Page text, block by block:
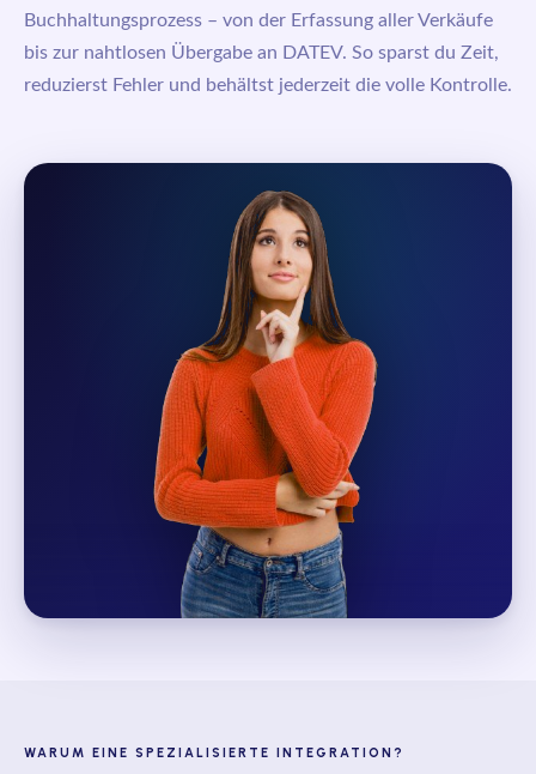
Buchhaltungsprozess – von der Erfassung aller Verkäufe
bis zur nahtlosen Übergabe an DATEV. So sparst du Zeit,
reduzierst Fehler und behältst jederzeit die volle Kontrolle.
WARUM EINE SPEZIALISIERTE INTEGRATION?